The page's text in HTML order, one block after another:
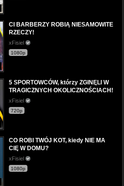
CI BARBERZY ROBIĄ NIESAMOWITE
RZECZY!
xFisiel
1080p
5 SPORTOWCÓW, którzy ZGINĘLI W
TRAGICZNYCH OKOLICZNOŚCIACH!
xFisiel
720p
CO ROBI TWÓJ KOT, kiedy NIE MA
CIĘ W DOMU?
xFisiel
1080p